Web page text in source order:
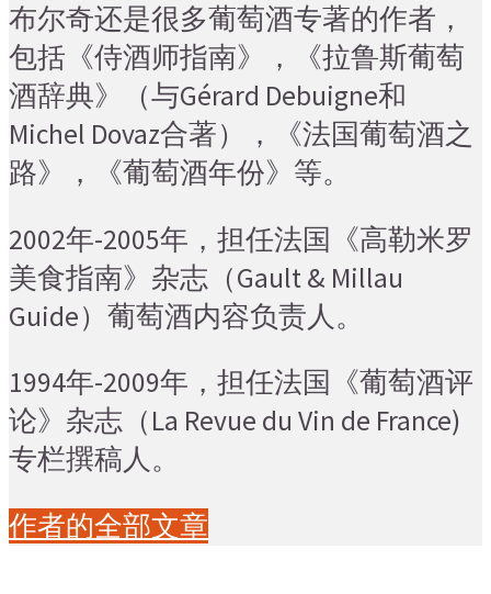
布尔奇还是很多葡萄酒专著的作者，
包括《侍酒师指南》，《拉鲁斯葡萄
酒辞典》（与Gérard Debuigne和
Michel Dovaz合著），《法国葡萄酒之
路》，《葡萄酒年份》等。
2002年-2005年，担任法国《高勒米罗
美食指南》杂志（Gault & Millau
Guide）葡萄酒内容负责人。
1994年-2009年，担任法国《葡萄酒评
论》杂志（La Revue du Vin de France)
专栏撰稿人。
作者的全部文章